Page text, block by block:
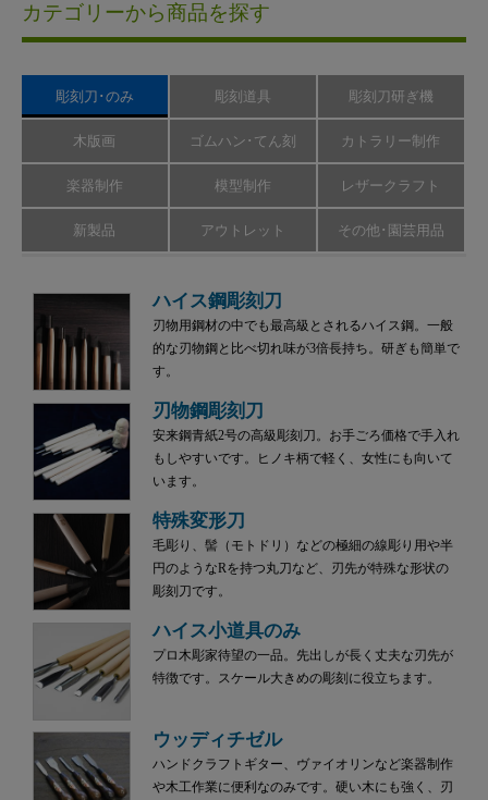
カテゴリーから商品を探す
彫刻刀･のみ 彫刻道具 彫刻刀研ぎ機
木版画 ゴムハン･てん刻 カトラリー制作
楽器制作 模型制作 レザークラフト
新製品 アウトレット その他･園芸用品
ハイス鋼彫刻刀
刃物用鋼材の中でも最高級とされるハイス鋼。一般
的な刃物鋼と比べ切れ味が3倍長持ち。研ぎも簡単で
す。
刃物鋼彫刻刀
安来鋼青紙2号の高級彫刻刀。お手ごろ価格で手入れ
もしやすいです。ヒノキ柄で軽く、女性にも向いて
います。
特殊変形刀
毛彫り、髻（モトドリ）などの極細の線彫り用や半
円のようなRを持つ丸刀など、刃先が特殊な形状の
彫刻刀です。
ハイス小道具のみ
プロ木彫家待望の一品。先出しが長く丈夫な刃先が
特徴です。スケール大きめの彫刻に役立ちます。
ウッディチゼル
ハンドクラフトギター、ヴァイオリンなど楽器制作
や木工作業に便利なのみです。硬い木にも強く、刃